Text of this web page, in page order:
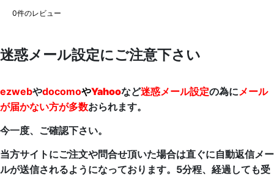
0件のレビュー
迷惑メール設定にご注意下さい
ezwebやdocomoやYahooなど迷惑メール設定の為に メール
が届かない方が多数おられます。
今一度、ご確認下さい。
当方サイトにご注文や問合せ頂いた場合は直ぐに自動返信メー
ルが送信されるようになっております。5分程、経過しても受